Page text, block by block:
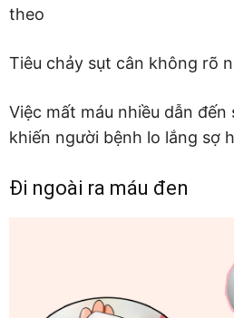
theo
Tiêu chảy sụt cân không rõ
Việc mất máu nhiều dẫn
khiến người bệnh lo lắng sợ
Đi ngoài ra máu đen